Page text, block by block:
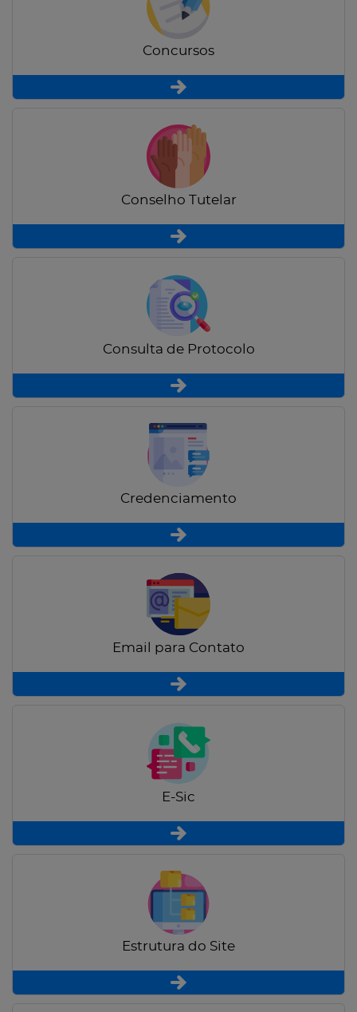
Concursos
Conselho Tutelar
Consulta de Protocolo
Credenciamento
Email para Contato
E-Sic
Estrutura do Site